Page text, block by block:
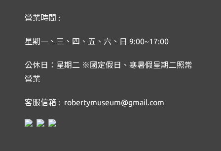
營業時間 :
星期一、三、四、五、六、日 9:00~17:00
公休日：星期二 ※國定假日、寒暑假星期二照常
營業
客服信箱 : robertymuseum@gmail.com